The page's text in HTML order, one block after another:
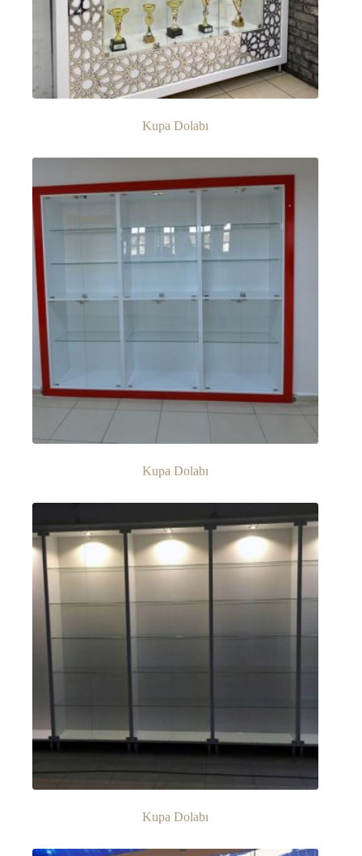
Kupa Dolabı
Kupa Dolabı
Kupa Dolabı